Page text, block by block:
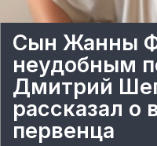
Сын Жанны
неудобным
Дмитрий
рассказал о
первенца